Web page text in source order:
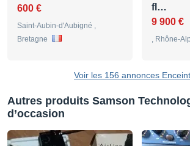
600 €
Saint-Aubin-d'Aubigné ,
Bretagne
fl…
9 900 €
, Rhône-
Voir les 156 annonces
Autres produits Samson
d’occasion